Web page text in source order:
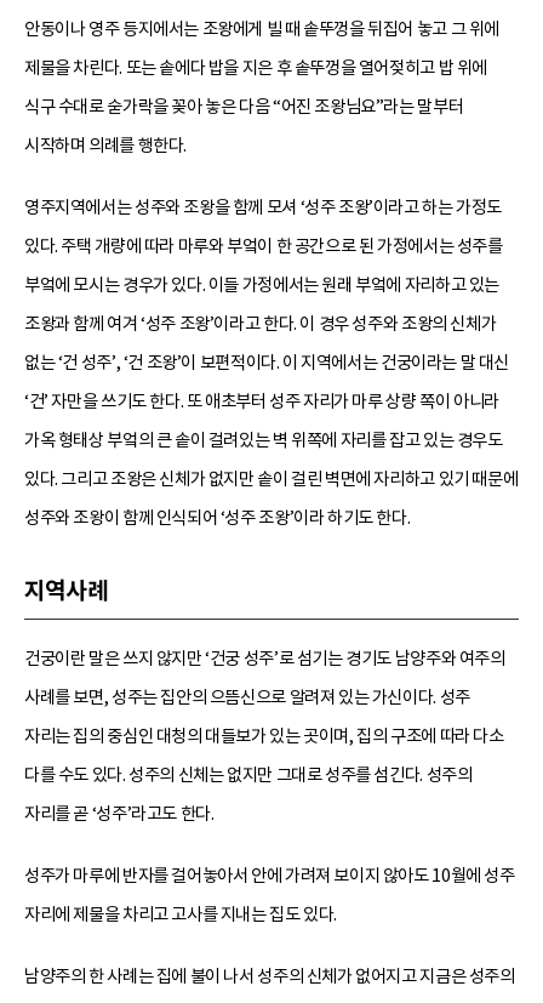
안동이나 영주 등지에서는 조왕에게 빌 때 솥뚜껑을 뒤집어 놓고 그 위에
제물을 차린다. 또는 솥에다 밥을 지은 후 솥뚜껑을 열어젖히고 밥 위에
식구 수대로 숟가락을 꽂아 놓은 다음 “어진 조왕님요”라는 말부터
시작하며 의례를 행한다.
영주지역에서는 성주와 조왕을 함께 모셔 ‘성주 조왕’이라고 하는 가정도
있다. 주택 개량에 따라 마루와 부엌이 한 공간으로 된 가정에서는 성주를
부엌에 모시는 경우가 있다. 이들 가정에서는 원래 부엌에 자리하고 있는
조왕과 함께 여겨 ‘성주 조왕’이라고 한다. 이 경우 성주와 조왕의 신체가
없는 ‘건 성주’, ‘건 조왕’이 보편적이다. 이 지역에서는 건궁이라는 말 대신
‘건’ 자만을 쓰기도 한다. 또 애초부터 성주 자리가 마루 상량 쪽이 아니라
가옥 형태상 부엌의 큰 솥이 걸려있는 벽 위쪽에 자리를 잡고 있는 경우도
있다. 그리고 조왕은 신체가 없지만 솥이 걸린 벽면에 자리하고 있기 때문에
성주와 조왕이 함께 인식되어 ‘성주 조왕’이라 하기도 한다.
지역사례
건궁이란 말은 쓰지 않지만 ‘건궁 성주’로 섬기는 경기도 남양주와 여주의
사례를 보면, 성주는 집안의 으뜸신으로 알려져 있는 가신이다. 성주
자리는 집의 중심인 대청의 대들보가 있는 곳이며, 집의 구조에 따라 다소
다를 수도 있다. 성주의 신체는 없지만 그대로 성주를 섬긴다. 성주의
자리를 곧 ‘성주’라고도 한다.
성주가 마루에 반자를 걸어놓아서 안에 가려져 보이지 않아도 10월에 성주
자리에 제물을 차리고 고사를 지내는 집도 있다.
남양주의 한 사례는 집에 불이 나서 성주의 신체가 없어지고 지금은 성주의